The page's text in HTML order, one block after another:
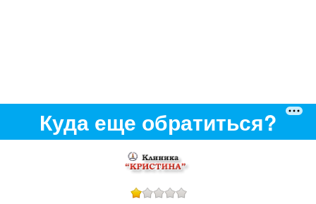
Куда еще обратиться?